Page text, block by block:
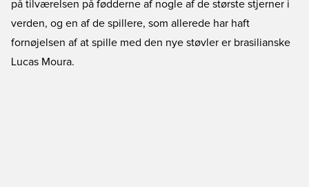
på tilværelsen på fødderne af nogle af de største stjerner i
verden, og en af de spillere, som allerede har haft
fornøjelsen af at spille med den nye støvler er brasilianske
Lucas Moura.